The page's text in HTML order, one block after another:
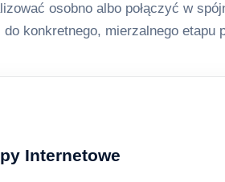
osobno albo połączyć w
konkretnego, mierzalnego etapu
Internetowe